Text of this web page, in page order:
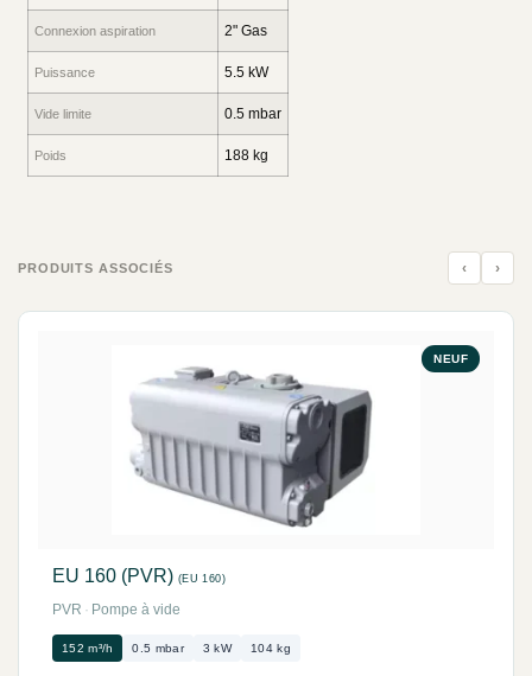
Connexion aspiration 2" Gas
Puissance 5.5 kW
Vide limite 0.5 mbar
Poids 188 kg
PRODUITS ASSOCIÉS ‹ ›
NEUF
EU 160 (PVR) (EU 160)
PVR · Pompe à vide
152 m³/h 0.5 mbar 3 kW 104 kg